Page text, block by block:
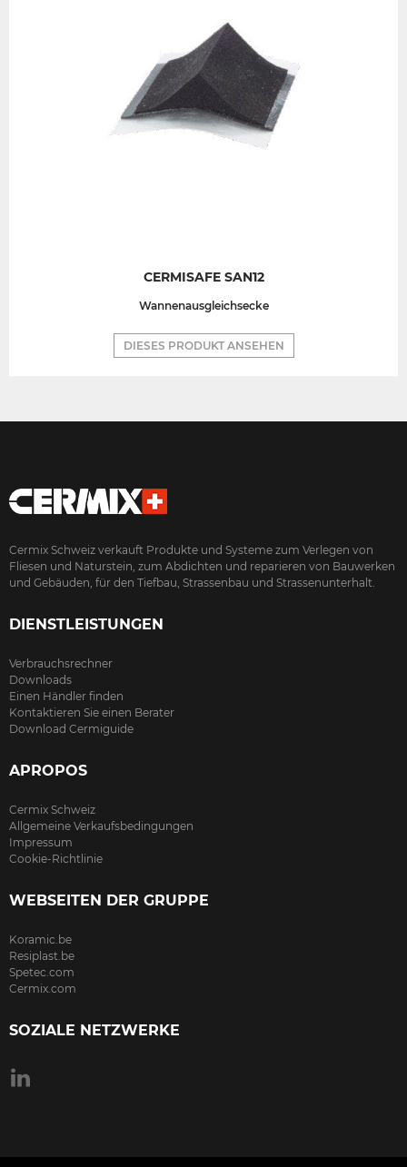
CERMISAFE SAN12
Wannenausgleichsecke
DIESES PRODUKT ANSEHEN
Cermix Schweiz verkauft Produkte und Systeme zum Verlegen von
Fliesen und Naturstein, zum Abdichten und reparieren von Bauwerken
und Gebäuden, für den Tiefbau, Strassenbau und Strassenunterhalt.
DIENSTLEISTUNGEN
Verbrauchsrechner
Downloads
Einen Händler finden
Kontaktieren Sie einen Berater
Download Cermiguide
APROPOS
Cermix Schweiz
Allgemeine Verkaufsbedingungen
Impressum
Cookie-Richtlinie
WEBSEITEN DER GRUPPE
Koramic.be
Resiplast.be
Spetec.com
Cermix.com
SOZIALE NETZWERKE